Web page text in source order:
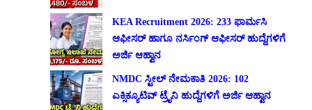
KEA Recruitment 2026: 233 ಫಾರ್ಮಸಿ
ಆಫೀಸರ್ ಹಾಗೂ ನರ್ಸಿಂಗ್ ಆಫೀಸರ್ ಹುದ್ದೆಗಳಿಗೆ
ಅರ್ಜಿ ಆಹ್ವಾನ
NMDC ಸ್ಟೀಲ್ ನೇಮಕಾತಿ 2026: 102
ಎಕ್ಸಿಕ್ಯೂಟಿವ್ ಟ್ರೈನಿ ಹುದ್ದೆಗಳಿಗೆ ಅರ್ಜಿ ಆಹ್ವಾನ